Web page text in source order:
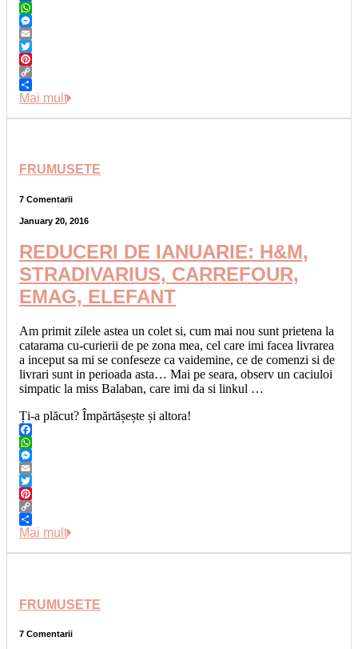
Facebook
WhatsApp
Messenger
Email
Twitter
Pinterest
Copy
Link
Share
Mai mult
FRUMUSETE
7 Comentarii
January 20, 2016
REDUCERI DE IANUARIE: H&M,
STRADIVARIUS, CARREFOUR,
EMAG, ELEFANT
Am primit zilele astea un colet si, cum mai nou sunt prietena la
catarama cu-curierii de pe zona mea, cel care imi facea livrarea
a inceput sa mi se confeseze ca vaidemine, ce de comenzi si de
livrari sunt in perioada asta… Mai pe seara, observ un caciuloi
simpatic la miss Balaban, care imi da si linkul …
Ți-a plăcut? Împărtășește și altora!
Facebook
WhatsApp
Messenger
Email
Twitter
Pinterest
Copy
Link
Share
Mai mult
FRUMUSETE
7 Comentarii